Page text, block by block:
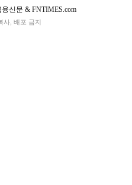
신문 & FNTIMES.com
사, 배포 금지